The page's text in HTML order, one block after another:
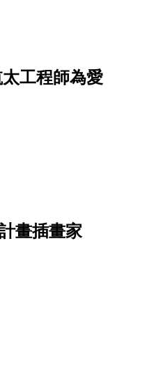
工程師為愛
畫插畫家